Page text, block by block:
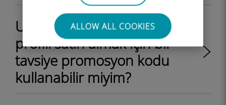
ALLOW ALL COOKIES
Ubigi web sitesinde bir eSIM
profili satın almak için bir
tavsiye promosyon kodu
kullanabilir miyim?